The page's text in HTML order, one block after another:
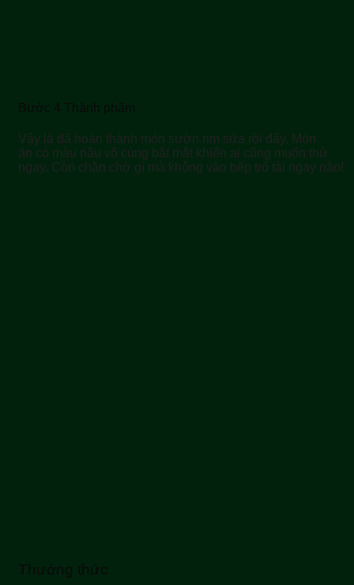
Bước 4 Thành phẩm
Vậy là đã hoàn thành món sườn rim sữa rồi đấy. Món
ăn có màu nâu vô cùng bắt mắt khiến ai cũng muốn thử
ngay. Còn chần chờ gì mà không vào bếp trổ tài ngay nào!
Thưởng thức